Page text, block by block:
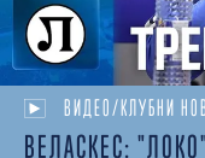
ВИДЕО/КЛУБНИ
ВЕЛАСКЕС: